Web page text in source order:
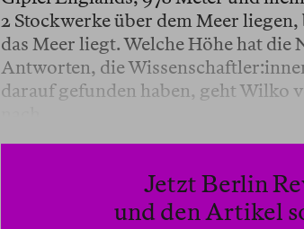
2 Stockwerke über dem Meer
das Meer liegt. Welche Höhe hat
Antworten, die
darauf gefunden haben, geht Wilko
Jetzt Berlin
und den Artikel